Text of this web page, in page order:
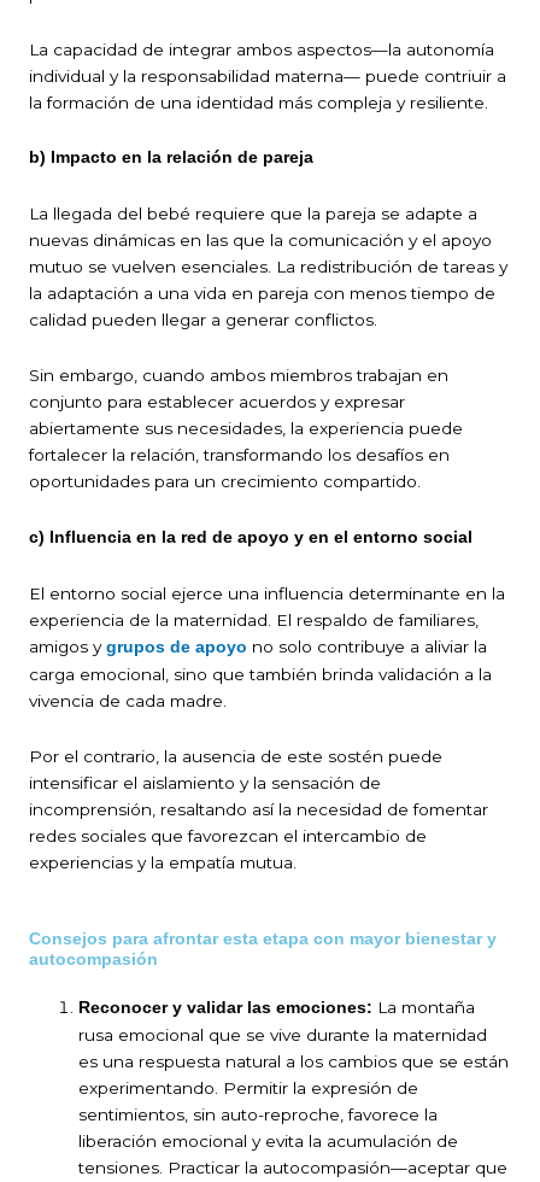
La capacidad de integrar ambos aspectos—la autonomía
individual y la responsabilidad materna— puede contriuir a
la formación de una identidad más compleja y resiliente.
b) Impacto en la relación de pareja
La llegada del bebé requiere que la pareja se adapte a
nuevas dinámicas en las que la comunicación y el apoyo
mutuo se vuelven esenciales. La redistribución de tareas y
la adaptación a una vida en pareja con menos tiempo de
calidad pueden llegar a generar conflictos.
Sin embargo, cuando ambos miembros trabajan en
conjunto para establecer acuerdos y expresar
abiertamente sus necesidades, la experiencia puede
fortalecer la relación, transformando los desafíos en
oportunidades para un crecimiento compartido.
c) Influencia en la red de apoyo y en el entorno social
El entorno social ejerce una influencia determinante en la
experiencia de la maternidad. El respaldo de familiares,
amigos y grupos de apoyo no solo contribuye a aliviar la
carga emocional, sino que también brinda validación a la
vivencia de cada madre.
Por el contrario, la ausencia de este sostén puede
intensificar el aislamiento y la sensación de
incomprensión, resaltando así la necesidad de fomentar
redes sociales que favorezcan el intercambio de
experiencias y la empatía mutua.
Consejos para afrontar esta etapa con mayor bienestar y
autocompasión
Reconocer y validar las emociones: La montaña
rusa emocional que se vive durante la maternidad
es una respuesta natural a los cambios que se están
experimentando. Permitir la expresión de
sentimientos, sin auto-reproche, favorece la
liberación emocional y evita la acumulación de
tensiones. Practicar la autocompasión—aceptar que